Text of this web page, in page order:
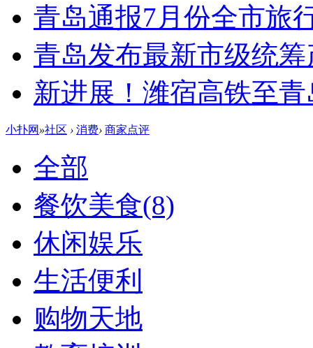
青岛通报7月份全市旅
青岛发布最新市级统
新进展！潍宿高铁至
小扑网 »社区 › 消费› 商家点评
全部
餐饮美食(8)
休闲娱乐
生活便利
购物天地